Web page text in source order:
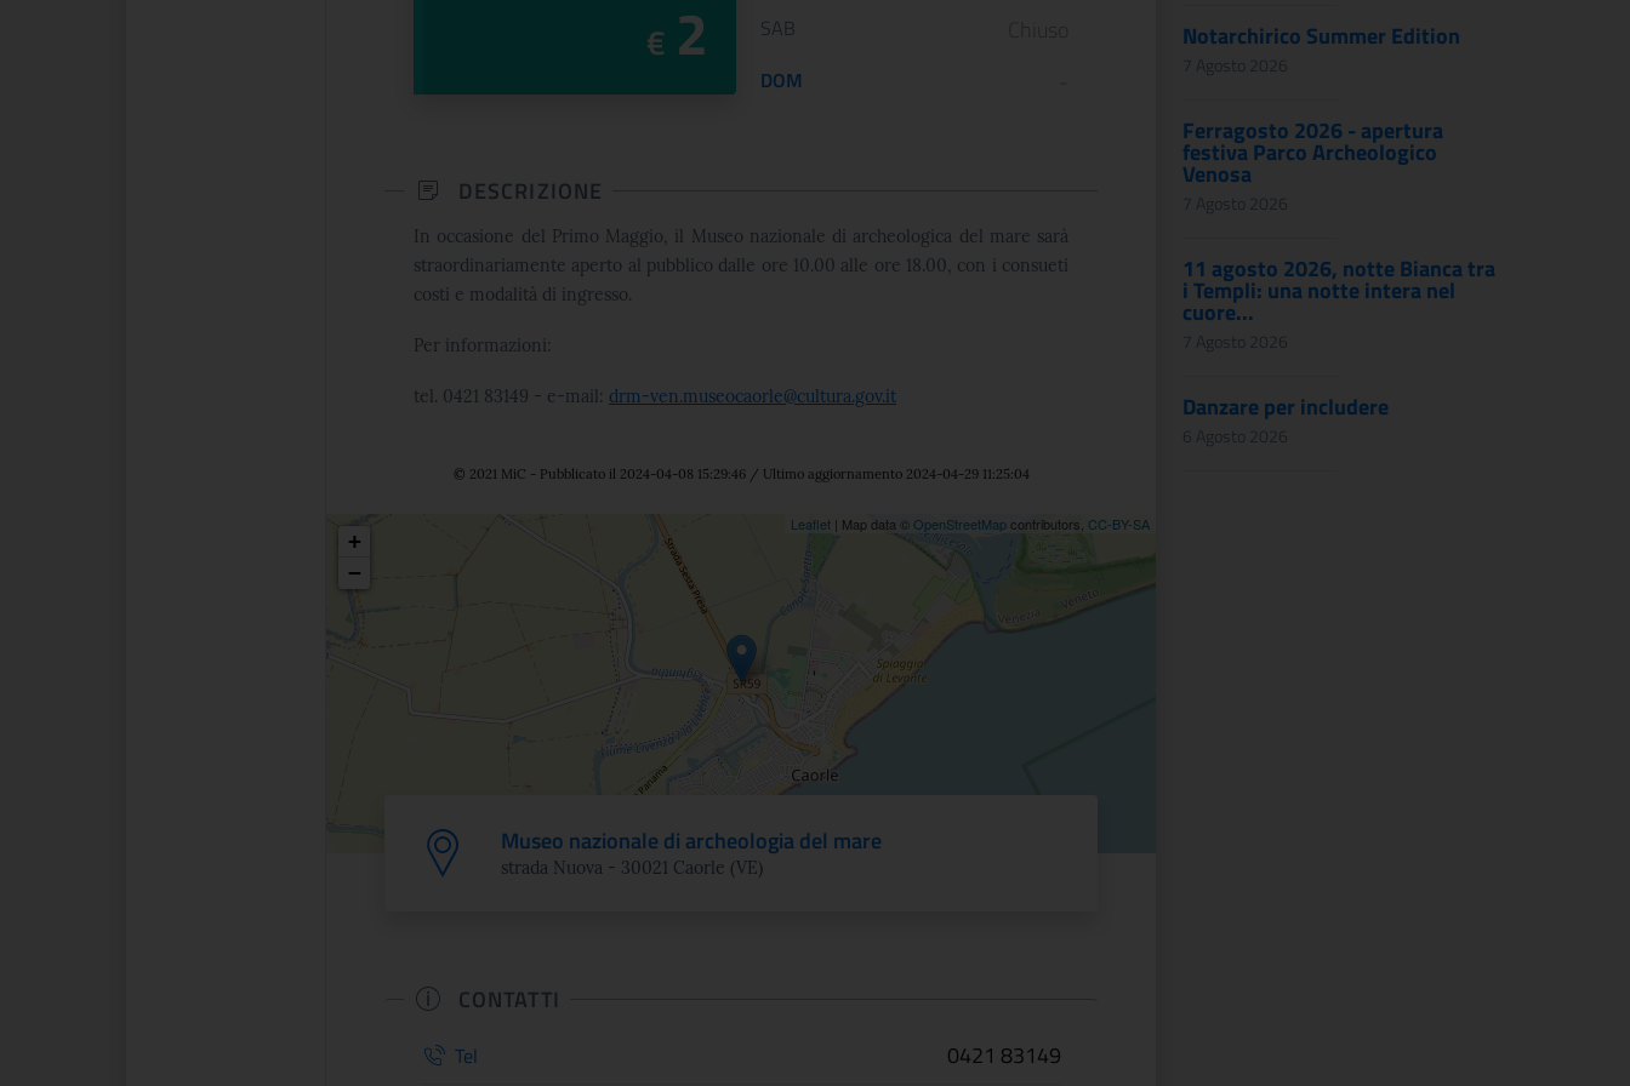
€2 SAB
DOM
DESCRIZIONE
In occasione del Primo Maggio, il Museo nazionale di archeologica del mare sarà
straordinariamente aperto al pubblico dalle ore 10.00 alle ore 18.00, con i consueti
costi e modalità di ingresso.
Per informazioni:
tel. 0421 83149 - e-mail: drm-ven.museocaorle@cultura.gov.it
© 2021 MiC - Pubblicato il 2024-04-08 15:29:46 / Ultimo aggiornamento 2024-04-29 11:25:04
Posizione
+
−
Leaflet | Map data © OpenStreetMapcontributors, CC-BY-SA
Museo nazionale di archeologia del mare
strada Nuova - 30021 Caorle (VE)
CONTATTI
Tel 0421 83149
Notarchirico Summer Edition
7 Agosto 2026
Ferragosto 2026 - apertura
festiva Parco Archeologico
Venosa
7 Agosto 2026
11 agosto 2026, notte Bianca tra
i Templi: una notte intera nel
cuore...
7 Agosto 2026
Danzare per includere
6 Agosto 2026